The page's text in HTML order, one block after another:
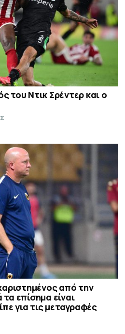
του Ντικ Σρέντερ και ο
από την
επίσημα είναι
για τις μεταγραφές